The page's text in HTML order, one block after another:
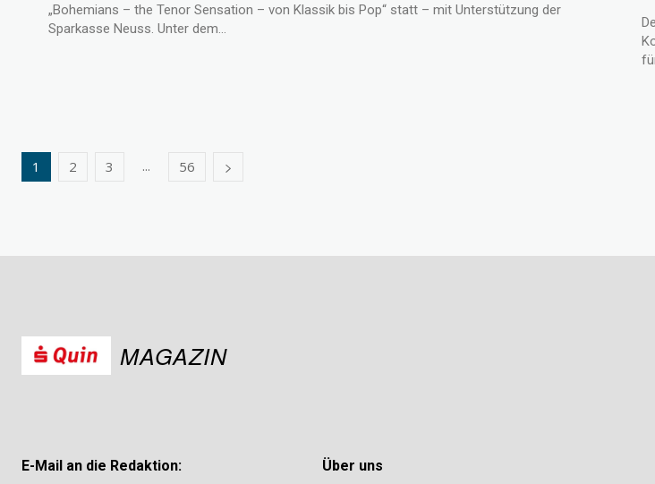
„Bohemians – the Tenor Sensation – von Klassik bis Pop“ statt – mit Unterstützung der
Sparkasse Neuss. Unter dem...
1 2 3 ... 56
MAGAZIN
E-Mail an die Redaktion:
Über uns